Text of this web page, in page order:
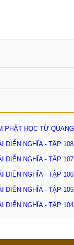
PHẬT HỌC TỪ
DIỄN NGHĨA - TẬP 108
DIỄN NGHĨA - TẬP 107
DIỄN NGHĨA - TẬP 106
DIỄN NGHĨA - TẬP 105
DIỄN NGHĨA - TẬP 104